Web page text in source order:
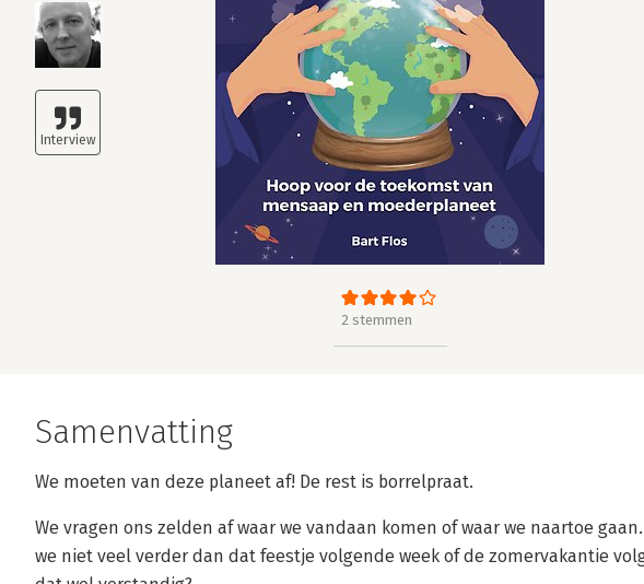
2 stemmen
Samenvatting
We moeten van deze planeet af! De rest is borrelpraat.
We vragen ons zelden af waar we vandaan komen of waar we naartoe
we niet veel verder dan dat feestje volgende week of de zomervakantie